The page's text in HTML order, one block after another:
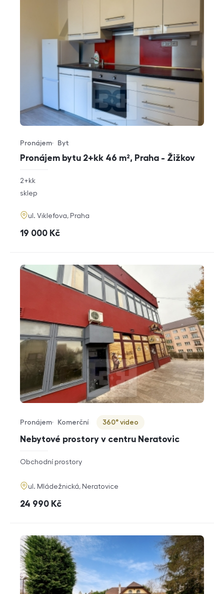
Pronájem bytu 2+kk 46 m², Praha - Žižkov
Typ nabídky
Pronájem
Typ nemovitosti
Byt
rozměry
2+kk
funkce
sklep
adresa
ul. Viklefova, Praha
cena
19 000 Kč
Nebytové prostory v centru Neratovic
Typ nabídky
Pronájem
Typ nemovitosti
Komerční
Virtuální prohlídka
360° video
rozměry
dispozice
Obchodní prostory
adresa
ul. Mládežnická, Neratovice
cena
24 990 Kč